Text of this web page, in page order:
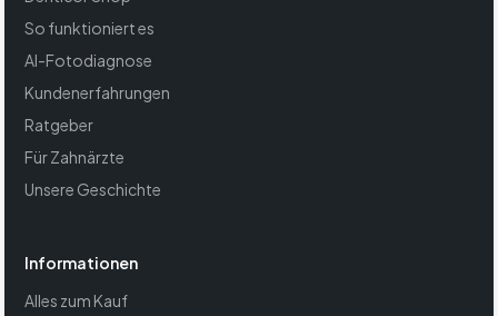
So funktioniert es
AI-Fotodiagnose
Kundenerfahrungen
Ratgeber
Für Zahnärzte
Unsere Geschichte
Informationen
Alles zum Kauf